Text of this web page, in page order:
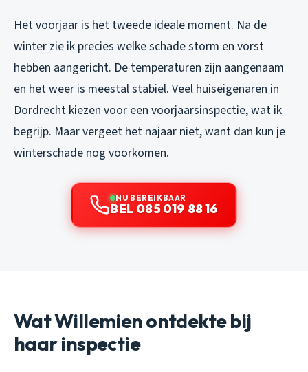
Het voorjaar is het tweede ideale moment. Na de
winter zie ik precies welke schade storm en vorst
hebben aangericht. De temperaturen zijn aangenaam
en het weer is meestal stabiel. Veel huiseigenaren in
Dordrecht kiezen voor een voorjaarsinspectie, wat ik
begrijp. Maar vergeet het najaar niet, want dan kun je
winterschade nog voorkomen.
NU BEREIKBAAR
BEL 085 019 88 16
Wat Willemien ontdekte bij
haar inspectie